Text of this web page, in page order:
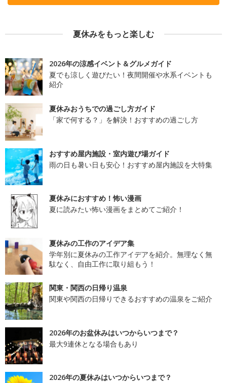
夏休みをもっと楽しむ
2026年の涼感イベント＆グルメガイド
夏でも涼しく遊びたい！夜間開催や水系イベントも
紹介
夏休みおうちでの過ごし方ガイド
「家で何する？」を解決！おすすめの過ごし方
おすすめ屋内施設・室内遊び場ガイド
雨の日も暑い日も安心！おすすめ屋内施設を大特集
夏休みにおすすめ！怖い漫画
夏に読みたい怖い漫画をまとめてご紹介！
夏休みの工作のアイデア集
学年別に夏休みの工作アイデアを紹介。無理なく無
駄なく、自由工作に取り組もう！
関東・関西の日帰り温泉
関東や関西の日帰りできるおすすめの温泉をご紹介
2026年のお盆休みはいつからいつまで？
最大9連休となる場合もあり
2026年の夏休みはいつからいつまで？